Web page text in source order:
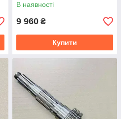
В наявності
9 960 ₴
Купити